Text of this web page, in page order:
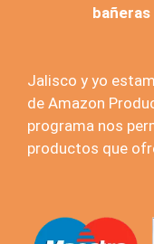
bañeras
Jalisco y yo
de Amazon
programa nos
productos que